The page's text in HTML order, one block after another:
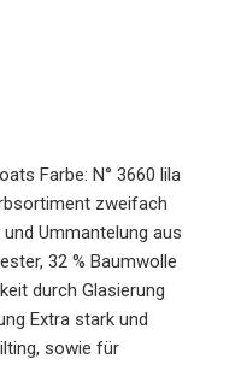
Farbe: N° 3660 lila
zweifach
Ummantelung aus
32 % Baumwolle
durch Glasierung
Extra stark und
sowie für